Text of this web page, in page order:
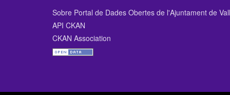
Sobre Portal de Dades Obertes de l'Ajuntament de
API CKAN
CKAN Association